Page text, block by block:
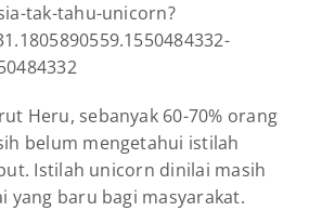
tak-tahu-unicorn?
Heru, sebanyak 60-70% orang
belum mengetahui istilah
Istilah unicorn dinilai masih
yang baru bagi masyarakat.